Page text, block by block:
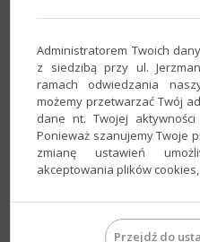
Witamy w centrum
kolejnych krokach
aktywowaćPortal
rachunkowychw
InsERT nexo PRO.
Dowiesz się także,
InsERT
Administratorem Twoich
z siedzibą przy ul.
ramach odwiedzania
możemy przetwarzać Twój
dane nt. Twojej
Ponieważ szanujemy Twoje
zmianę ustawień
akceptowania plików
Przejdź do